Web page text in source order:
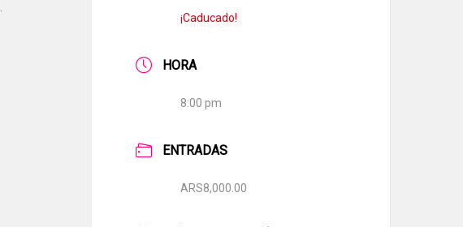
¡Caducado!
HORA
8:00 pm
ENTRADAS
ARS8,000.00